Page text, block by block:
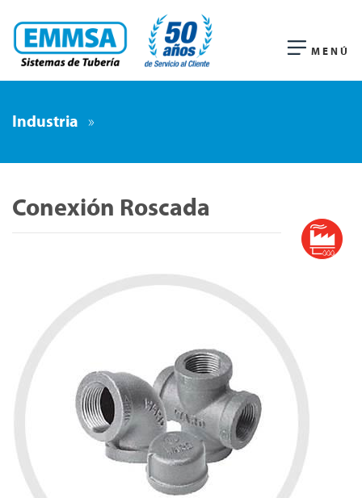
MENÚ
Industria »
Conexión Roscada